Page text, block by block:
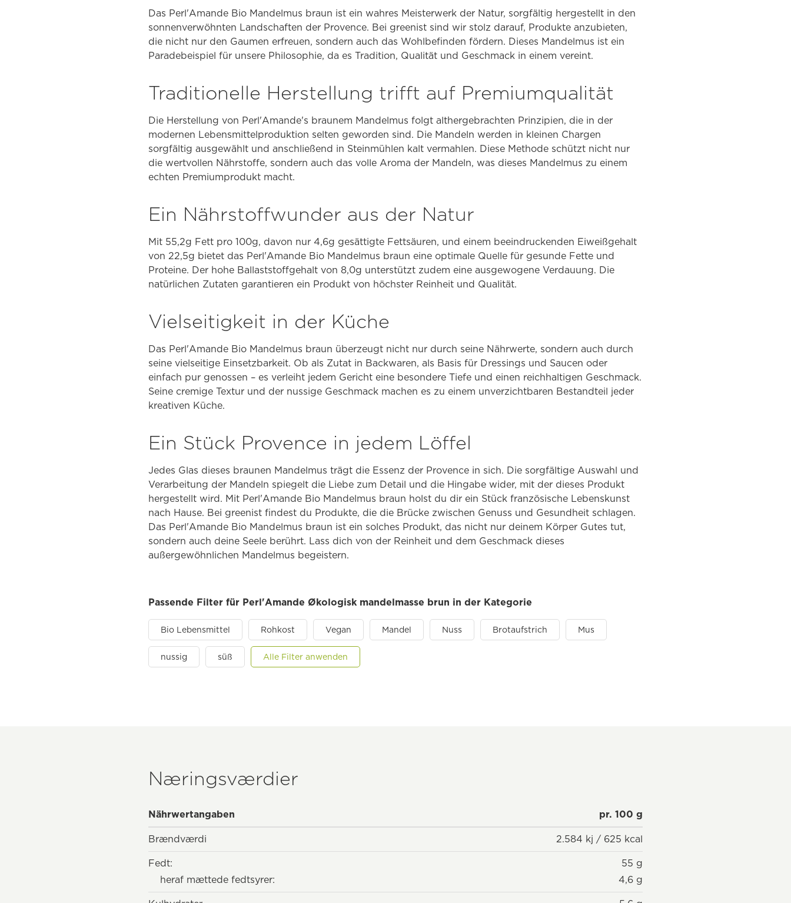
Das Perl'Amande Bio Mandelmus braun ist ein wahres Meisterwerk der Natur, sorgfältig hergestellt in den
sonnenverwöhnten Landschaften der Provence. Bei greenist sind wir stolz darauf, Produkte anzubieten,
die nicht nur den Gaumen erfreuen, sondern auch das Wohlbefinden fördern. Dieses Mandelmus ist ein
Paradebeispiel für unsere Philosophie, da es Tradition, Qualität und Geschmack in einem vereint.
Traditionelle Herstellung trifft auf Premiumqualität
Die Herstellung von Perl'Amande's braunem Mandelmus folgt althergebrachten Prinzipien, die in der
modernen Lebensmittelproduktion selten geworden sind. Die Mandeln werden in kleinen Chargen
sorgfältig ausgewählt und anschließend in Steinmühlen kalt vermahlen. Diese Methode schützt nicht nur
die wertvollen Nährstoffe, sondern auch das volle Aroma der Mandeln, was dieses Mandelmus zu einem
echten Premiumprodukt macht.
Ein Nährstoffwunder aus der Natur
Mit 55,2g Fett pro 100g, davon nur 4,6g gesättigte Fettsäuren, und einem beeindruckenden Eiweißgehalt
von 22,5g bietet das Perl'Amande Bio Mandelmus braun eine optimale Quelle für gesunde Fette und
Proteine. Der hohe Ballaststoffgehalt von 8,0g unterstützt zudem eine ausgewogene Verdauung. Die
natürlichen Zutaten garantieren ein Produkt von höchster Reinheit und Qualität.
Vielseitigkeit in der Küche
Das Perl'Amande Bio Mandelmus braun überzeugt nicht nur durch seine Nährwerte, sondern auch durch
seine vielseitige Einsetzbarkeit. Ob als Zutat in Backwaren, als Basis für Dressings und Saucen oder
einfach pur genossen – es verleiht jedem Gericht eine besondere Tiefe und einen reichhaltigen Geschmack.
Seine cremige Textur und der nussige Geschmack machen es zu einem unverzichtbaren Bestandteil jeder
kreativen Küche.
Ein Stück Provence in jedem Löffel
Jedes Glas dieses braunen Mandelmus trägt die Essenz der Provence in sich. Die sorgfältige Auswahl und
Verarbeitung der Mandeln spiegelt die Liebe zum Detail und die Hingabe wider, mit der dieses Produkt
hergestellt wird. Mit Perl'Amande Bio Mandelmus braun holst du dir ein Stück französische Lebenskunst
nach Hause. Bei greenist findest du Produkte, die die Brücke zwischen Genuss und Gesundheit schlagen.
Das Perl'Amande Bio Mandelmus braun ist ein solches Produkt, das nicht nur deinem Körper Gutes tut,
sondern auch deine Seele berührt. Lass dich von der Reinheit und dem Geschmack dieses
außergewöhnlichen Mandelmus begeistern.
Passende Filter für Perl'Amande Økologisk mandelmasse brun in der Kategorie
Bio Lebensmittel Rohkost Vegan Mandel Nuss Brotaufstrich Mus
nussig süß Alle Filter anwenden
Næringsværdier
Nährwertangaben pr. 100 g
Brændværdi 2.584 kj / 625 kcal
Fedt:
55 g
heraf mættede fedtsyrer:
4,6 g